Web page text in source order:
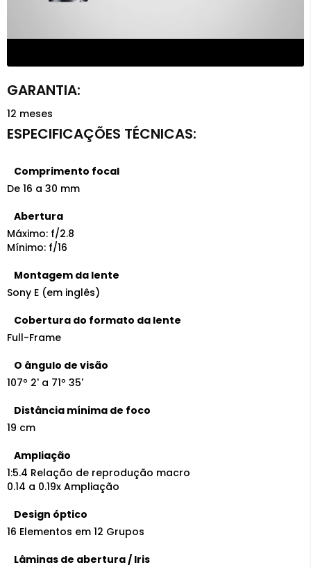
12 meses
Comprimento focal
De 16 a 30 mm
Abertura
Máximo: f/2.8
Mínimo: f/16
Montagem da lente
Sony E (em inglês)
Cobertura do formato da lente
Full-Frame
O ângulo de visão
107º 2' a 71º 35'
Distância mínima de foco
19 cm
Ampliação
1:5.4 Relação de reprodução macro
0.14 a 0.19x Ampliação
Design óptico
16 Elementos em 12 Grupos
Lâminas de abertura / Iris